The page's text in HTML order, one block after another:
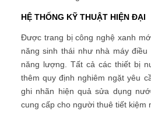
HỆ THỐNG KỸ THUẬT HIỆN ĐẠI
Được trang bị công nghệ xanh
năng sinh thái như nhà máy
năng lượng. Tất cả các thiết bị
thêm quy định nghiêm ngặt yêu
ghi nhãn hiện quả sửa dụng
cung cấp cho người thuê tiết kiệm